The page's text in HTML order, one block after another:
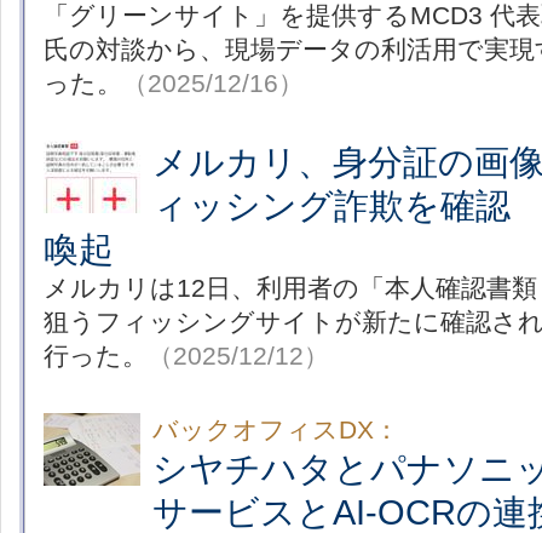
「グリーンサイト」を提供するMCD3 代
氏の対談から、現場データの利活用で実
った。
（2025/12/16）
メルカリ、身分証の画
ィッシング詐欺を確認
喚起
メルカリは12日、利用者の「本人確認書
狙うフィッシングサイトが新たに確認さ
行った。
（2025/12/12）
バックオフィスDX：
シヤチハタとパナソニ
サービスとAI-OCRの連